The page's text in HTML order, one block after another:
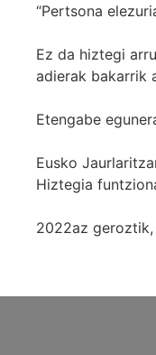
“Pertsona
Ez da hiztegi
adierak bakarrik
Etengabe
Eusko
Hiztegia
2022az geroztik,